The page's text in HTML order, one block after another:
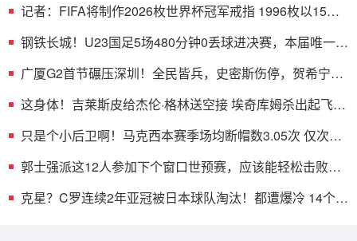
记者：FIFA将制作2026枚世界杯冠军戒指 1996枚以15万
钢铁长城！U23国足5场480分钟0丢球进决赛，本届唯一0
广厦G2首节碾压深圳！全民皆兵，史密斯伤停，贺希宁
这身体！吉莱斯皮给杰伦·格林送空接 埃奇库姆杀出起飞将
只是个小后卫啊！马克西本赛季场均断帽数3.05次 仅次于
郭士强派这12人参加下个窗口世预赛，应该能轻松击败日
克星？C罗连续2年亚冠被日本球队淘汰！都遭爆冷 14个月